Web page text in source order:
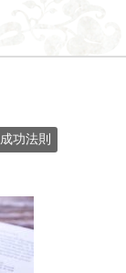
成功法則